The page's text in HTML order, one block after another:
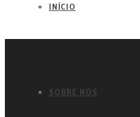
INÍCIO
SOBRE NÓS